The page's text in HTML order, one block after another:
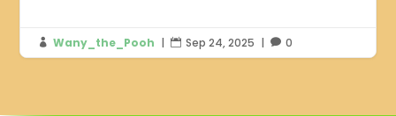
 Wany_the_Pooh |  Sep 24, 2025 |  0